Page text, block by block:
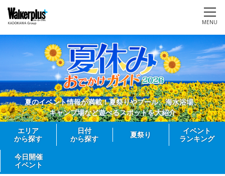
MENU
夏のイベント情報が満載！夏祭りやプール、海水浴場、
キャンプ場など遊べるスポットを大紹介
エリア
から探す
日付
から探す
夏祭り
イベント
ランキング
今日開催
イベント